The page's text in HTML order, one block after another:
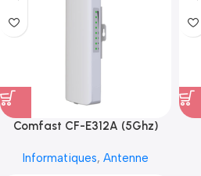
Comfast CF-E312A (5Ghz)
Informatiques, Antenne